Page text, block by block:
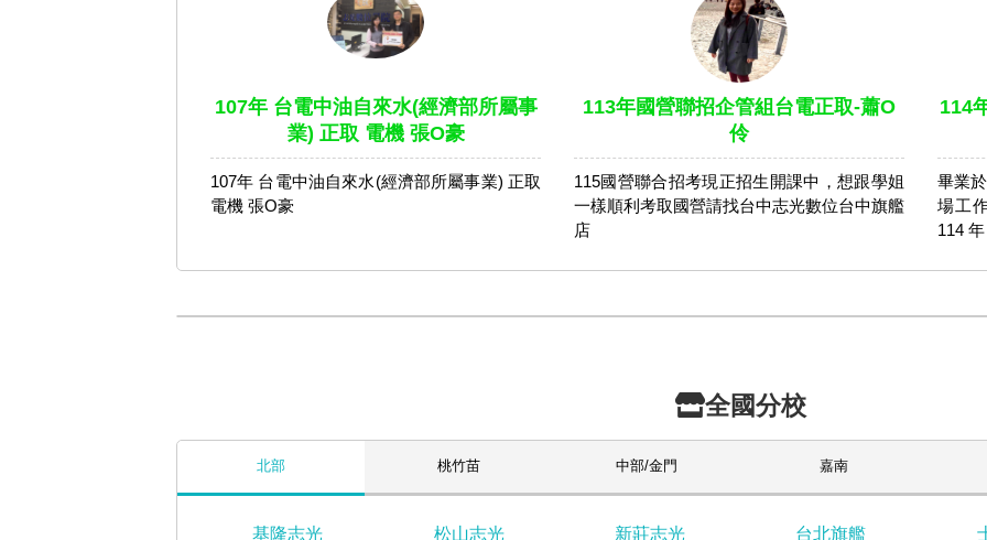
107年 台電中油自來水(經濟部所屬事
業) 正取 電機 張O豪
107年 台電中油自來水(經濟部所屬事業) 正取
電機 張O豪
113年國營聯招企管組台電正取-蕭O
伶
115國營聯合招考現正招生開課中，想跟學姐
一樣順利考取國營請找台中志光數位台中旗艦
店
114
畢業
場⼯
114
全國分校
北部 桃竹苗 中部/金門 嘉南
基隆志光 松山志光 新莊志光 台北旗艦